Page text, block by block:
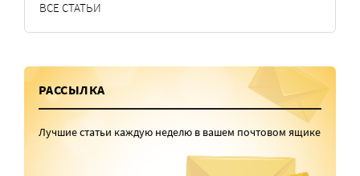
ВСЕ СТАТЬИ
РАССЫЛКА
Лучшие статьи каждую неделю в вашем почтовом ящике